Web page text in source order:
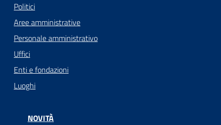
Politici
Aree amministrative
Personale amministrativo
Uffici
Enti e fondazioni
Luoghi
NOVITÀ